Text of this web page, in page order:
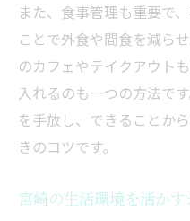
生活環境を活かし
宮崎の自然をい
力
生活習慣見直し
実現
ト法
また、食事管理も重要で
ことで外食や間食を減ら
のカフェやテイクアウト
入れるのも一つの方法で
を手放し、できることか
きのコツです。
宮崎の生活環境を活か